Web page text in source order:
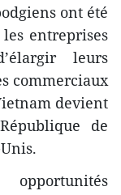
ont été
entreprises
leurs
commerciaux
devient
de